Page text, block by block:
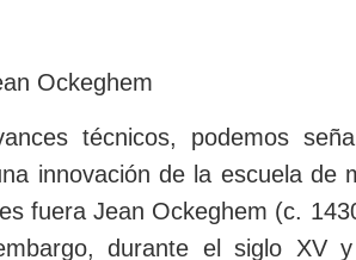
técnicos, podemos
innovación de la escuela de
fuera Jean Ockeghem (c.
durante el siglo XV